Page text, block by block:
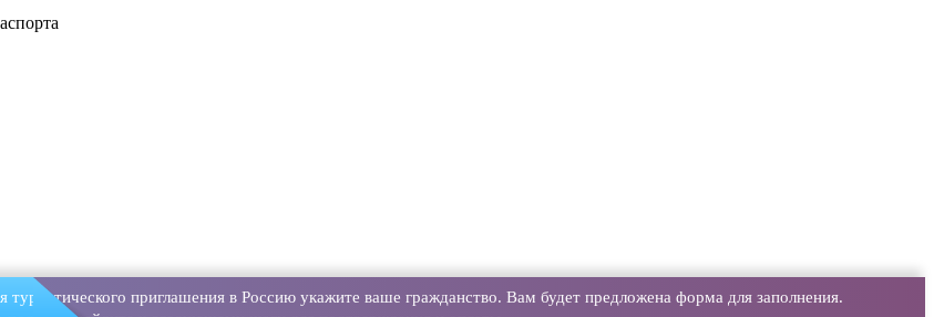
туристического приглашения в Россию укажите ваше гражданство. Вам будет предложена форма для заполнения.